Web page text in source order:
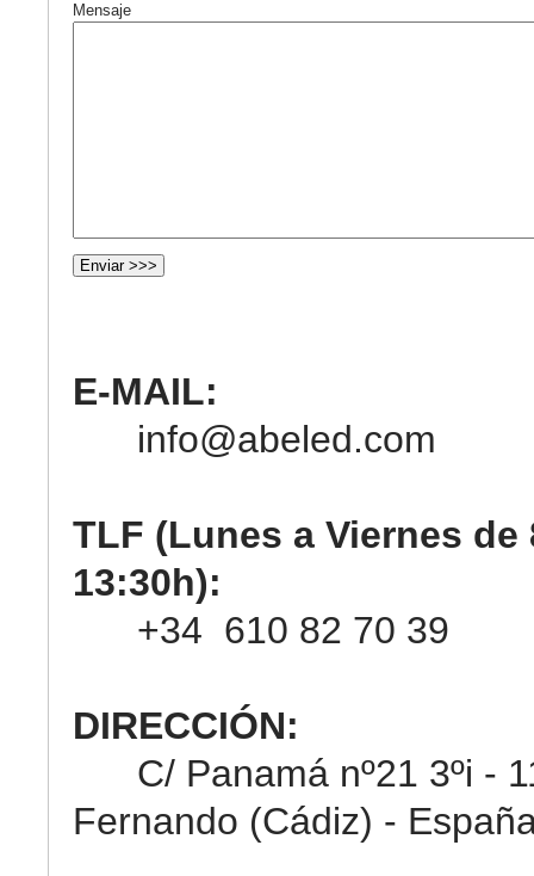
Mensaje
E-MAIL:
info@abeled.com
TLF (Lunes a Viernes de
13:30h):
+34 610 82 70 39
DIRECCIÓN:
C/ Panamá nº21 3ºi -
Fernando (Cádiz) -